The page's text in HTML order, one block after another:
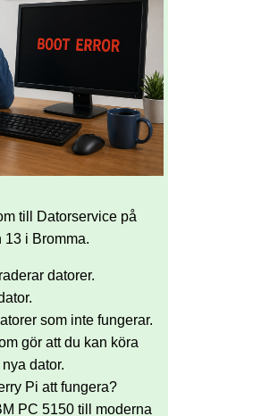
till Datorservice på
13 i Bromma.
datorer.
som inte fungerar.
gör att du kan köra
dator.
Pi att fungera?
PC 5150 till moderna